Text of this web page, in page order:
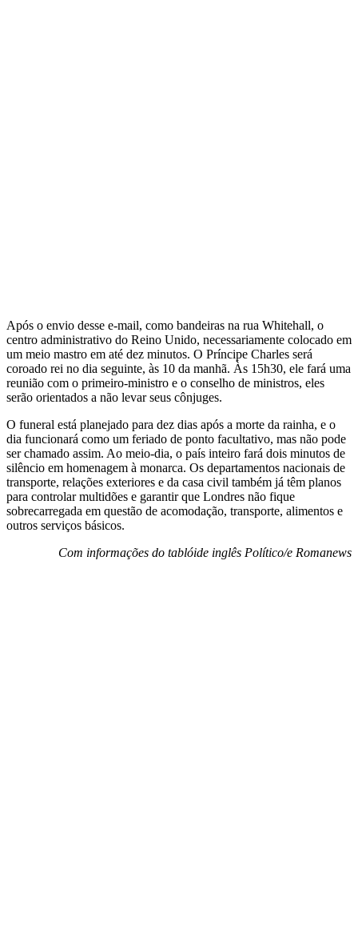
Após o envio desse e-mail, como bandeiras na rua Whitehall, o
centro administrativo do Reino Unido, necessariamente colocado em
um meio mastro em até dez minutos. O Príncipe Charles será
coroado rei no dia seguinte, às 10 da manhã. Às 15h30, ele fará uma
reunião com o primeiro-ministro e o conselho de ministros, eles
serão orientados a não levar seus cônjuges.
O funeral está planejado para dez dias após a morte da rainha, e o
dia funcionará como um feriado de ponto facultativo, mas não pode
ser chamado assim. Ao meio-dia, o país inteiro fará dois minutos de
silêncio em homenagem à monarca. Os departamentos nacionais de
transporte, relações exteriores e da casa civil também já têm planos
para controlar multidões e garantir que Londres não fique
sobrecarregada em questão de acomodação, transporte, alimentos e
outros serviços básicos.
Com informações do tablóide inglês Político/e Romanews